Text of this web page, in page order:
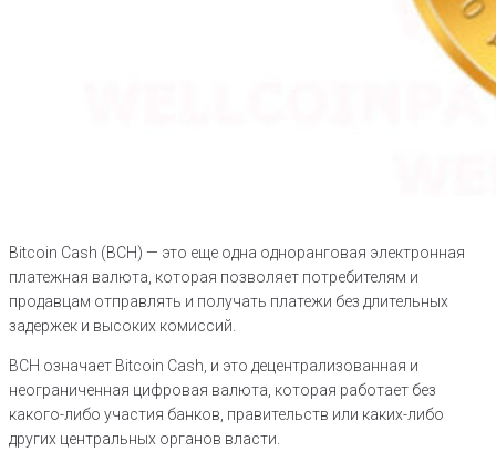
Bitcoin Cash (BCH) — это еще одна одноранговая электронная
платежная валюта, которая позволяет потребителям и
продавцам отправлять и получать платежи без длительных
задержек и высоких комиссий.
BCH означает Bitcoin Cash, и это децентрализованная и
неограниченная цифровая валюта, которая работает без
какого-либо участия банков, правительств или каких-либо
других центральных органов власти.